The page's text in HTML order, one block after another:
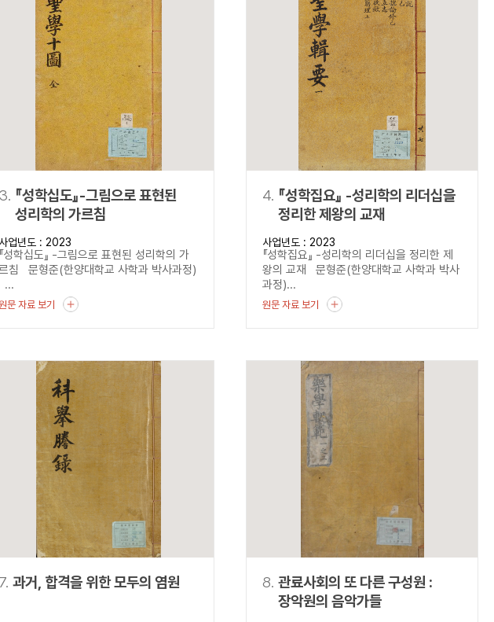
홍재 한국학 펠로십 프로그램
3. 『성학십도』-그림으로 표현된
성리학의 가르침
사업년도 : 2023
『성학십도』 -그림으로 표현된 성리학의 가
침 문형준(한양대학교 사학과 박사과정)
...
문 자료 보기
4. 『성학집요』 -성리학의 리더십을
정리한 제왕의 교재
사업년도 : 2023
『성학집요』 -성리학의 리더십을 정리한 제
왕의 교재 문형준(한양대학교 사학과 박사
과정)...
원문 자료 보기
7. 과거, 합격을 위한 모두의 염원 8. 관료사회의 또 다른 구성원 :
장악원의 음악가들